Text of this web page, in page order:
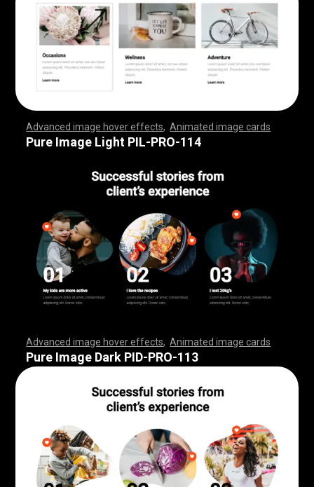
Advanced image hover effects ,Animated image cards
,,,,,,,,,,,,,,,,,,,,,,,,,,,,,,,,, ,,,,,,,,,,,,,,,,,,,,,,,,,
,,,,,,,,,,,,,,,,,,,,,,,,,,,,,,,,, ,,,,,,,,,,,,,,,,,,,,,,,,,
,,,,,,,,,,,,,,,,,,,,,,,,,,,,,,,,, ,,,,,,,,,,,,,,,,,,,,,,,
Pure Image Light PIL-PRO-114
Advanced image hover effects ,Animated image cards
,,,,,,,,,,,,,,,,,,,,,,,,,,,,,,,,, ,,,,,,,,,,,,,,,,,,,,,,,,,
,,,,,,,,,,,,,,,,,,,,,,,,,,,,,,,,, ,,,,,,,,,,,,,,,,,,,,,,,,,
,,,,,,,,,,,,,,,,,,,,,,,,,,,,,,,,, ,,,,,,,,,,,,,,,,,,,,,,,
Pure Image Dark PID-PRO-113